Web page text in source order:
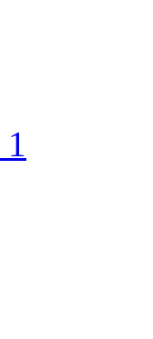
1